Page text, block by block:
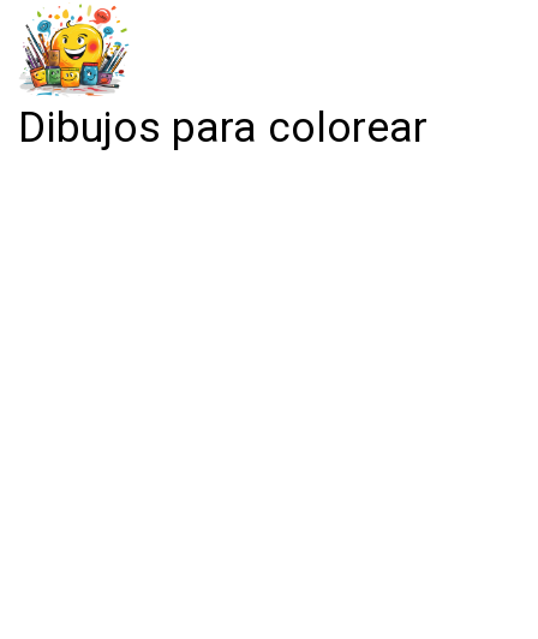
Dibujos para colorear